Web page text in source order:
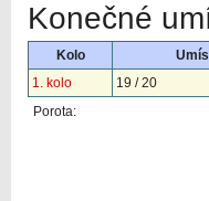
Konečné
Kolo
1. kolo
19 / 20
Porota: